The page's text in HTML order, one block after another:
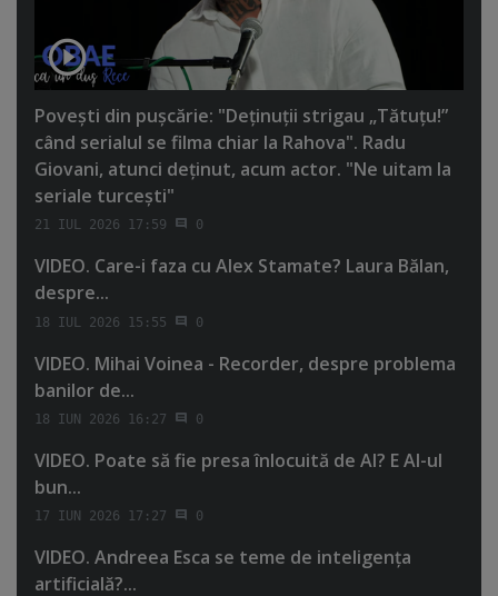
Poveşti din puşcărie: "Deţinuţii strigau „Tătuţu!”
când serialul se filma chiar la Rahova". Radu
Giovani, atunci deţinut, acum actor. "Ne uitam la
seriale turceşti"
21 IUL 2026 17:59 0
VIDEO. Care-i faza cu Alex Stamate? Laura Bălan,
despre...
18 IUL 2026 15:55 0
VIDEO. Mihai Voinea - Recorder, despre problema
banilor de...
18 IUN 2026 16:27 0
VIDEO. Poate să fie presa înlocuită de AI? E AI-ul
bun...
17 IUN 2026 17:27 0
VIDEO. Andreea Esca se teme de inteligenţa
artificială?...